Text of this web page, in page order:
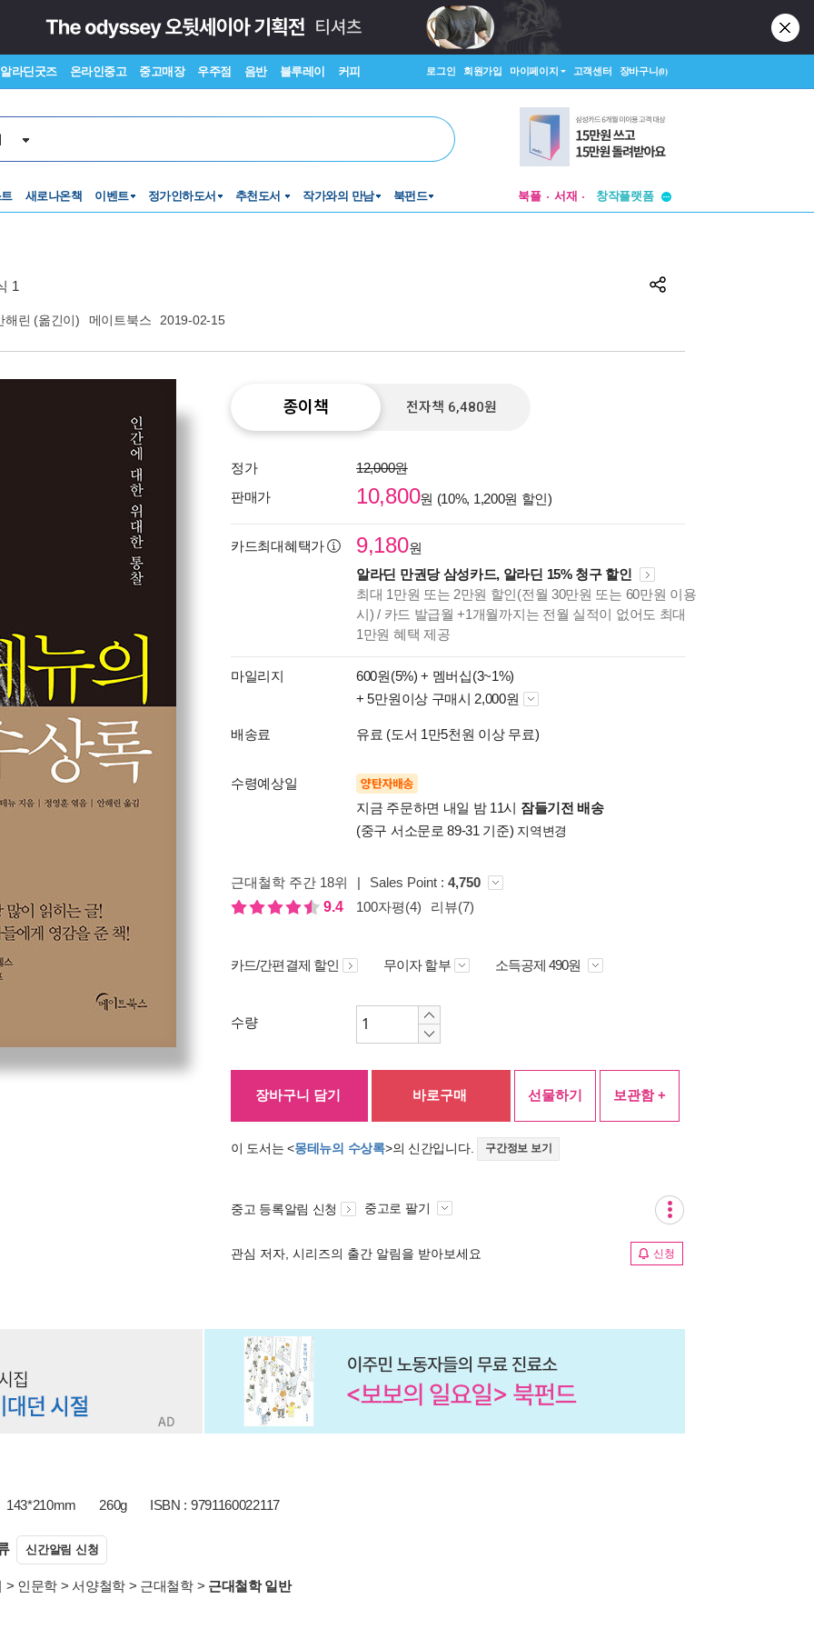
알라딘굿즈 온라인중고 중고매장 우주점 음반 블루레이 커피 로그인 회원가입 마이페이지 고객센터 장바구니(0)
새로나온책 이벤트 정가인하도서 추천도서 작가와의 만남 북펀드 북플 서재
창작플랫폼
1
해린 (옮긴이) 메이트북스 2019-02-15
종이책 전자책 6,480원
정가
12,000원
판매가
10,800원 (10%, 1,200원 할인)
카드최대혜택가 9,180원
알라딘 만권당 삼성카드, 알라딘 15% 청구 할인
최대 1만원 또는 2만원 할인(전월 30만원 또는 60만원 이용
시) / 카드 발급월 +1개월까지는 전월 실적이 없어도 최대
1만원 혜택 제공
마일리지 600원(5%) + 멤버십(3~1%)
+ 5만원이상 구매시 2,000원
배송료 유료 (도서 1만5천원 이상 무료)
수령예상일 양탄자배송
지금 주문하면 내일 밤 11시 잠들기전 배송
(중구 서소문로 89-31 기준) 지역변경
근대철학 주간 18위 | Sales Point : 4,750
9.4
100자평(4) 리뷰(7)
카드/간편결제 할인 무이자 할부 소득공제 490원
수량
장바구니 담기 바로구매 선물하기 보관함 +
이 도서는 <몽테뉴의 수상록>의 신간입니다. 구간정보 보기
중고 등록알림 신청 중고로 팔기
관심 저자, 시리즈의 출간 알림을 받아보세요 신청
143*210mm 260g ISBN : 9791160022117
신간알림 신청
> 인문학 >서양철학> 근대철학> 근대철학 일반